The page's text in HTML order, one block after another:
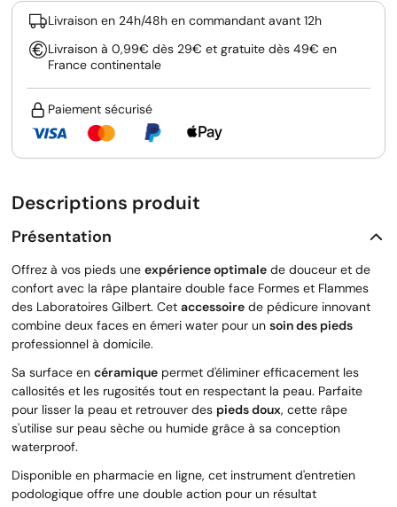
Livraison en 24h/48h en commandant avant 12h
Livraison à 0,99€ dès 29€ et gratuite dès 49€ en
France continentale
Paiement sécurisé
Descriptions produit
Présentation
Offrez à vos pieds une expérience optimale de douceur et de
confort avec la râpe plantaire double face Formes et Flammes
des Laboratoires Gilbert. Cet accessoire de pédicure innovant
combine deux faces en émeri water pour un soin des pieds
professionnel à domicile.
Sa surface en céramique permet d'éliminer efficacement les
callosités et les rugosités tout en respectant la peau. Parfaite
pour lisser la peau et retrouver des pieds doux, cette râpe
s'utilise sur peau sèche ou humide grâce à sa conception
waterproof.
Disponible en pharmacie en ligne, cet instrument d'entretien
podologique offre une double action pour un résultat